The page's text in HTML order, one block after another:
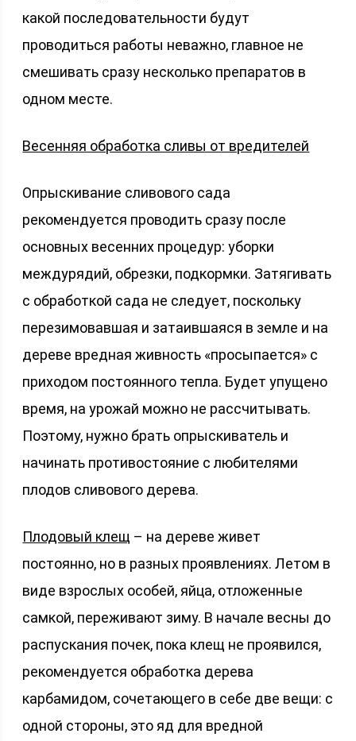
какой последовательности будут
проводиться работы неважно, главное не
смешивать сразу несколько препаратов в
одном месте.
Весенняя обработка сливы от вредителей
Опрыскивание сливового сада
рекомендуется проводить сразу после
основных весенних процедур: уборки
междурядий, обрезки, подкормки. Затягивать
с обработкой сада не следует, поскольку
перезимовавшая и затаившаяся в земле и на
дереве вредная живность «просыпается» с
приходом постоянного тепла. Будет упущено
время, на урожай можно не рассчитывать.
Поэтому, нужно брать опрыскиватель и
начинать противостояние с любителями
плодов сливового дерева.
Плодовый клещ – на дереве живет
постоянно, но в разных проявлениях. Летом в
виде взрослых особей, яйца, отложенные
самкой, переживают зиму. В начале весны до
распускания почек, пока клещ не проявился,
рекомендуется обработка дерева
карбамидом, сочетающего в себе две вещи: с
одной стороны, это яд для вредной